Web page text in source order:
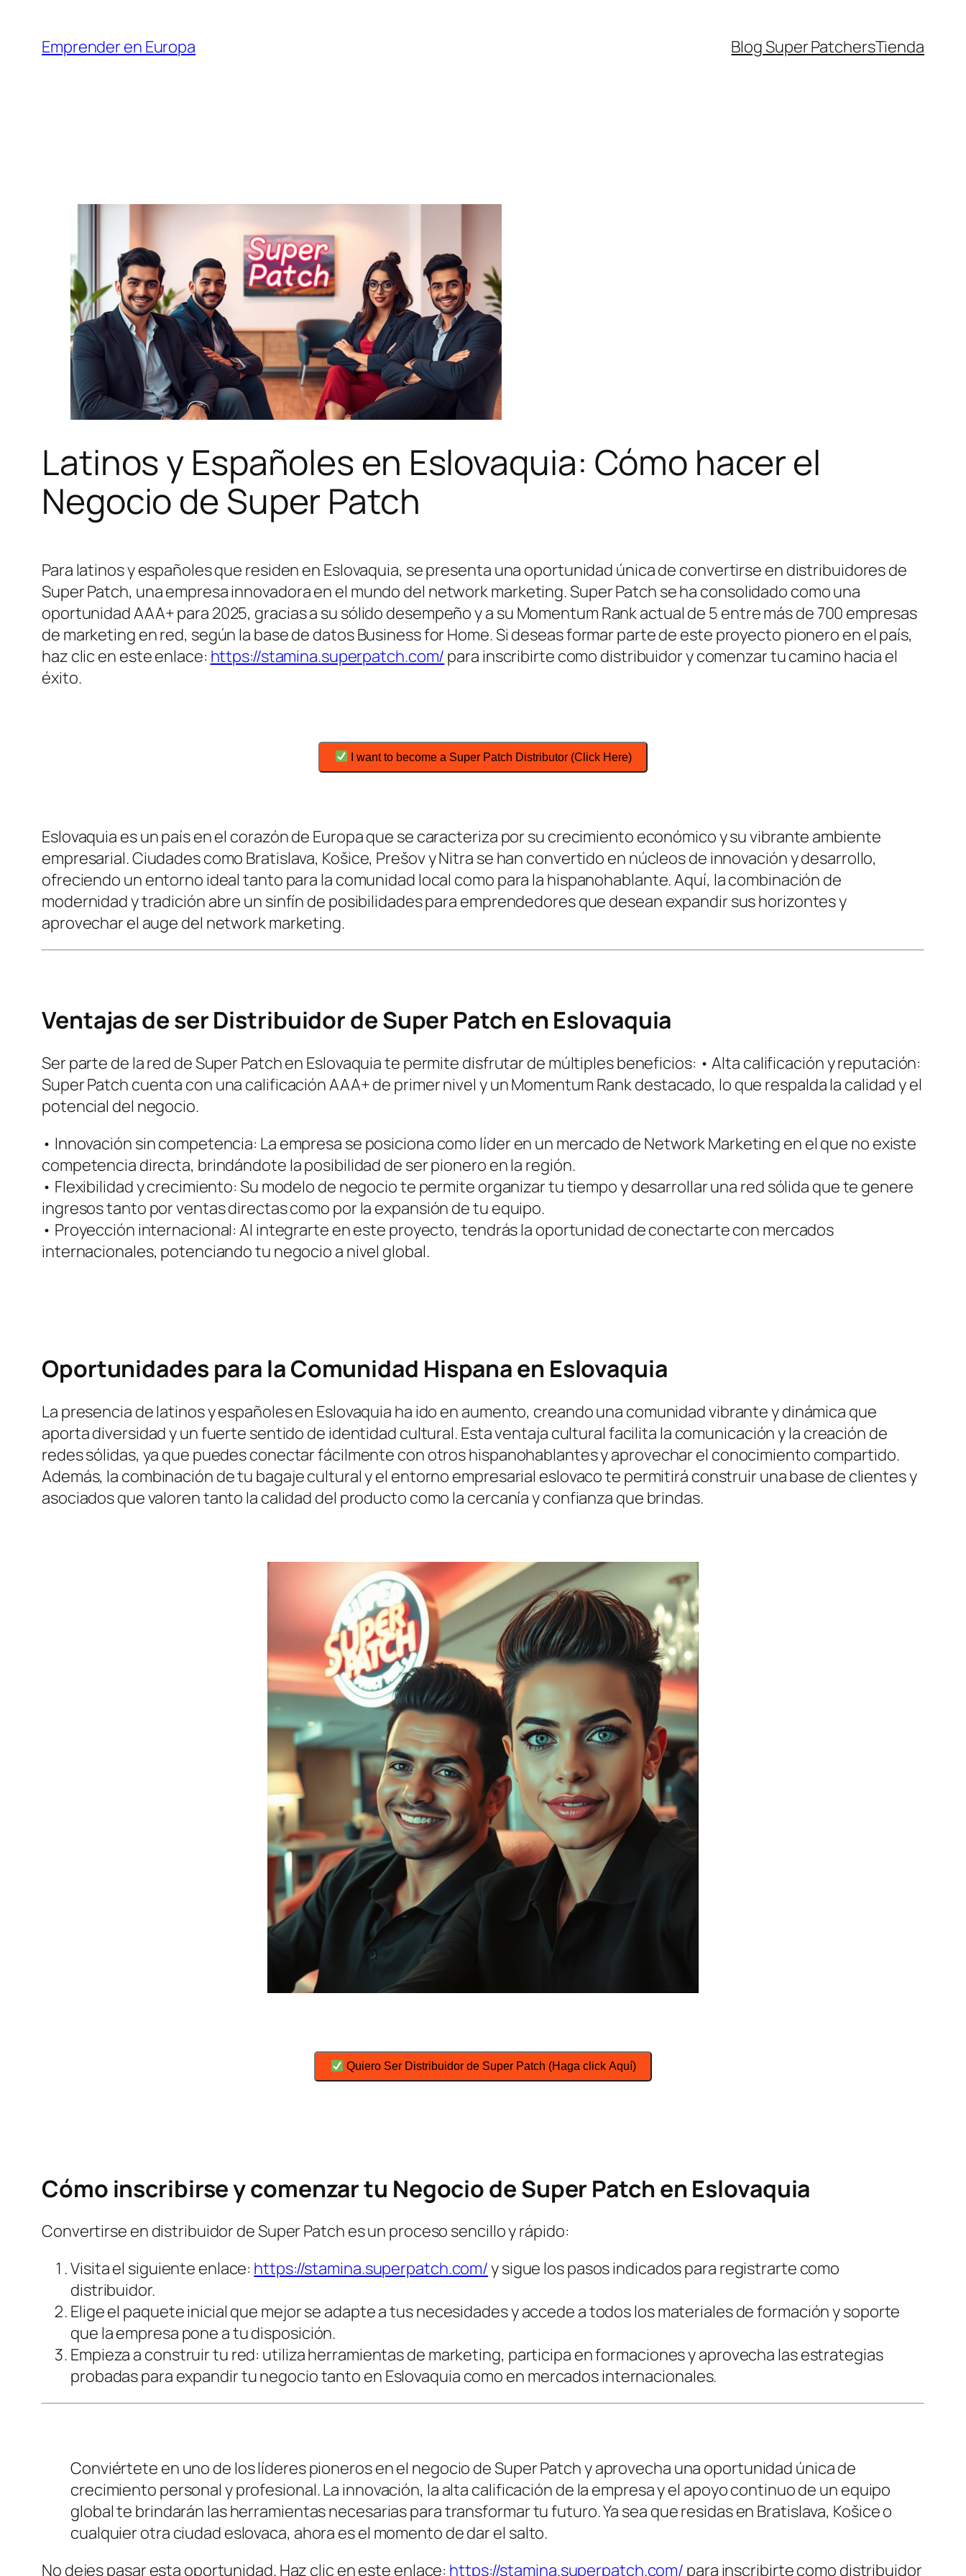
contenido
Emprender en Europa Blog Super PatchersTienda
Latinos y Españoles en Eslovaquia: Cómo hacer el
Negocio de Super Patch
Para latinos y españoles que residen en Eslovaquia, se presenta una oportunidad única de convertirse en distribuidores de
Super Patch, una empresa innovadora en el mundo del network marketing. Super Patch se ha consolidado como una
oportunidad AAA+ para 2025, gracias a su sólido desempeño y a su Momentum Rank actual de 5 entre más de 700 empresas
de marketing en red, según la base de datos Business for Home. Si deseas formar parte de este proyecto pionero en el país,
haz clic en este enlace: https://stamina.superpatch.com/ para inscribirte como distribuidor y comenzar tu camino hacia el
éxito.
I want to become a Super Patch Distributor (Click Here)
Eslovaquia es un país en el corazón de Europa que se caracteriza por su crecimiento económico y su vibrante ambiente
empresarial. Ciudades como Bratislava, Košice, Prešov y Nitra se han convertido en núcleos de innovación y desarrollo,
ofreciendo un entorno ideal tanto para la comunidad local como para la hispanohablante. Aquí, la combinación de
modernidad y tradición abre un sinfín de posibilidades para emprendedores que desean expandir sus horizontes y
aprovechar el auge del network marketing.
Ventajas de ser Distribuidor de Super Patch en Eslovaquia
Ser parte de la red de Super Patch en Eslovaquia te permite disfrutar de múltiples beneficios: • Alta calificación y reputación:
Super Patch cuenta con una calificación AAA+ de primer nivel y un Momentum Rank destacado, lo que respalda la calidad y el
potencial del negocio.
• Innovación sin competencia: La empresa se posiciona como líder en un mercado de Network Marketing en el que no existe
competencia directa, brindándote la posibilidad de ser pionero en la región.
• Flexibilidad y crecimiento: Su modelo de negocio te permite organizar tu tiempo y desarrollar una red sólida que te genere
ingresos tanto por ventas directas como por la expansión de tu equipo.
• Proyección internacional: Al integrarte en este proyecto, tendrás la oportunidad de conectarte con mercados
internacionales, potenciando tu negocio a nivel global.
Oportunidades para la Comunidad Hispana en Eslovaquia
La presencia de latinos y españoles en Eslovaquia ha ido en aumento, creando una comunidad vibrante y dinámica que
aporta diversidad y un fuerte sentido de identidad cultural. Esta ventaja cultural facilita la comunicación y la creación de
redes sólidas, ya que puedes conectar fácilmente con otros hispanohablantes y aprovechar el conocimiento compartido.
Además, la combinación de tu bagaje cultural y el entorno empresarial eslovaco te permitirá construir una base de clientes y
asociados que valoren tanto la calidad del producto como la cercanía y confianza que brindas.
Quiero Ser Distribuidor de Super Patch (Haga click Aquí)
Cómo inscribirse y comenzar tu Negocio de Super Patch en Eslovaquia
Convertirse en distribuidor de Super Patch es un proceso sencillo y rápido:
Visita el siguiente enlace: https://stamina.superpatch.com/y sigue los pasos indicados para registrarte como
distribuidor.
Elige el paquete inicial que mejor se adapte a tus necesidades y accede a todos los materiales de formación y soporte
que la empresa pone a tu disposición.
Empieza a construir tu red: utiliza herramientas de marketing, participa en formaciones y aprovecha las estrategias
probadas para expandir tu negocio tanto en Eslovaquia como en mercados internacionales.
Conviértete en uno de los líderes pioneros en el negocio de Super Patch y aprovecha una oportunidad única de
crecimiento personal y profesional. La innovación, la alta calificación de la empresa y el apoyo continuo de un equipo
global te brindarán las herramientas necesarias para transformar tu futuro. Ya sea que residas en Bratislava, Košice o
cualquier otra ciudad eslovaca, ahora es el momento de dar el salto.
No dejes pasar esta oportunidad. Haz clic en este enlace: https://stamina.superpatch.com/ para inscribirte como distribuidor